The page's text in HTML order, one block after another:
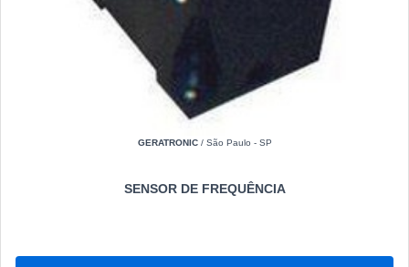
GERATRONIC/ São Paulo - SP
SENSOR DE FREQUÊNCIA